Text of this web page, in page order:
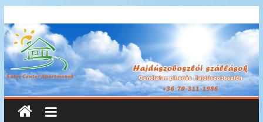
to
content
Enter
Center
Apartmanok
Enter